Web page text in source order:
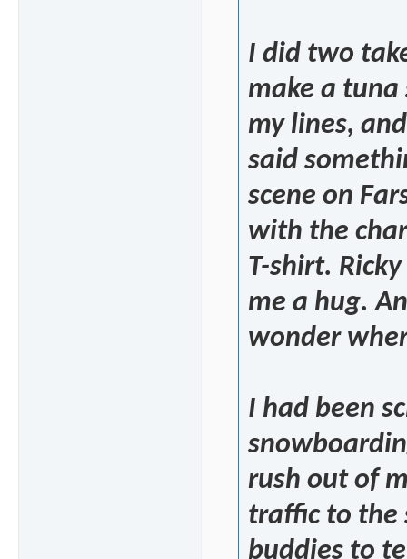
I did two
make a
my lines,
said
scene on
with the
T-shirt.
me a hug.
wonder
I had been
rush out of
traffic to the
buddies to